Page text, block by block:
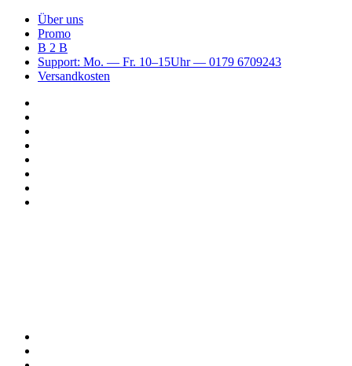
Über uns
Promo
B 2 B
Support: Mo. — Fr. 10–15Uhr — 0179 6709243
Versandkosten